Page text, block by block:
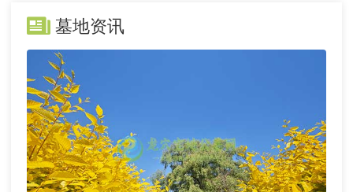
墓地资讯